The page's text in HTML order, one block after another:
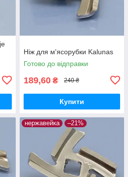
Ніж для м'ясорубки Kalunas
Готово до відправки
189,60 ₴ 240 ₴
Купити
нержавейка –21%